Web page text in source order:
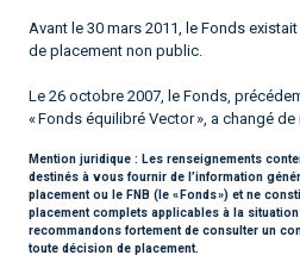
Avant le 30 mars 2011, le Fonds
de placement non public.
Le 26 octobre 2007, le Fonds,
« Fonds équilibré Vector », a changé de
Mention juridique : Les renseignements
destinés à vous fournir de l’information
placement ou le FNB (le « Fonds ») et ne
placement complets applicables à la
recommandons fortement de consulter un
toute décision de placement.